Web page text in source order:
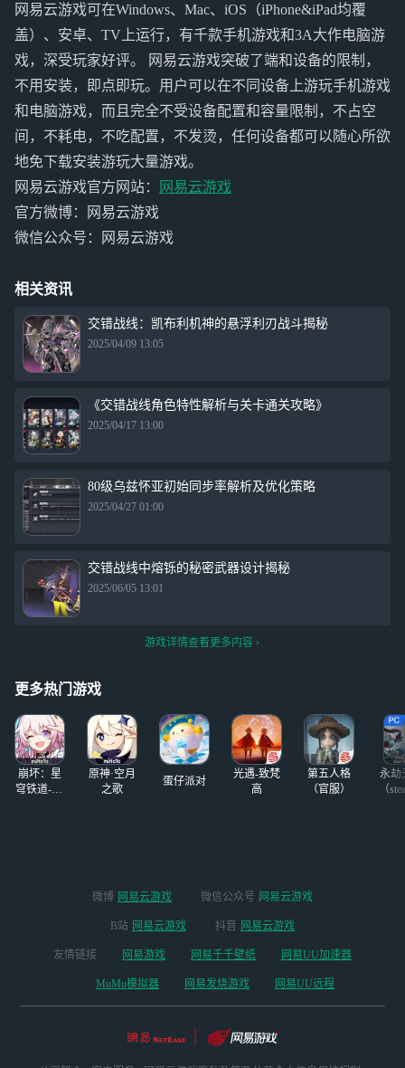
网易云游戏可在Windows、Mac、iOS（iPhone&iPad均覆
盖）、安卓、TV上运行，有千款手机游戏和3A大作电脑游
戏，深受玩家好评。 网易云游戏突破了端和设备的限制，
不用安装，即点即玩。用户可以在不同设备上游玩手机游戏
和电脑游戏，而且完全不受设备配置和容量限制，不占空
间，不耗电，不吃配置，不发烫，任何设备都可以随心所欲
地免下载安装游玩大量游戏。
网易云游戏官方网站：
网易云游戏
官方微博：网易云游戏
微信公众号：网易云游戏
相关资讯
交错战线：凯布利机神的悬浮利刃战斗揭秘
2025/04/09 13:05
《交错战线角色特性解析与关卡通关攻略》
2025/04/17 13:00
80级乌兹怀亚初始同步率解析及优化策略
2025/04/27 01:00
交错战线中熔铄的秘密武器设计揭秘
2025/06/05 13:01
游戏详情查看更多内容
更多热门游戏
崩坏：星
穹铁道-4.4
原神·空月
之歌
蛋仔派对
光遇-致梵
高
第五人格
（官服）
永劫
（
微博 网易云游戏 微信公众号 网易云游戏
B站 网易云游戏 抖音 网易云游戏
友情链接 网易游戏 网易千千壁纸 网易UU加速器
MuMu模拟器 网易发烧游戏 网易UU远程